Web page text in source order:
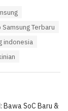
Samsung Terbaru
indonesia
SoC Baru &